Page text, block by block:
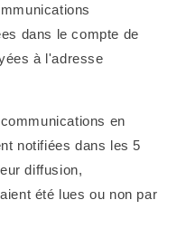
dans le compte de
à l'adresse
en
notifiées dans les 5
diffusion,
été lues ou non par